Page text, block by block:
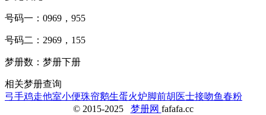
号码一：0969，955
号码二：2969，155
梦册数：梦册下册
相关梦册查询
弓手鸡走他室小便珠帘鹅生蛋火炉脚前胡 医士接吻鱼春粉
© 2015-2025 梦册网 fafafa.cc